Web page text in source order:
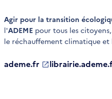
Agir pour la transition
l'ADEME pour tous les
le réchauffement climatique et
ademe.fr
S'ouvre S'ouvre